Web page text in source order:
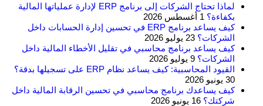
لماذا تحتاج الشركات إلى برنامج ERP لإدارة عملياتها المالية
بكفاءة؟ 1 أغسطس 2026
كيف يساعد برنامج ERP في تحسين إدارة الحسابات داخل
الشركات؟ 23 يوليو 2026
كيف يساعد برنامج محاسبي في تقليل الأخطاء المالية داخل
الشركات؟ 9 يوليو 2026
القيود المحاسبية: كيف يساعد نظام ERP على تسجيلها بدقة؟
30 يونيو 2026
كيف يساعدك برنامج محاسبي في تحسين الرقابة المالية داخل
شركتك؟ 16 يونيو 2026